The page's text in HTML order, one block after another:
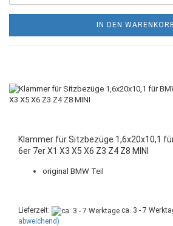
IN DEN
Klammer für Sitzbezüge 1,6x20x10,1
6er 7er X1 X3 X5 X6 Z3 Z4 Z8 MINI
original BMW Teil
Lieferzeit: ca. 3 - 7
abweichend)